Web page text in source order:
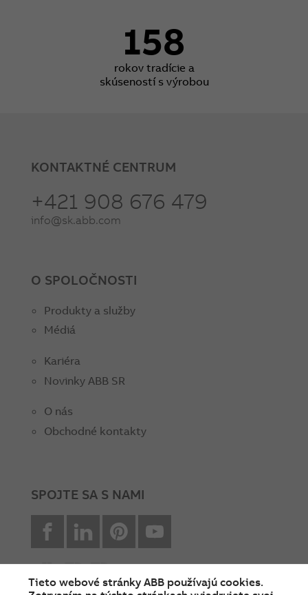
158
rokov tradície a
skúseností s výrobou
KONTAKTNÉ CENTRUM
+421 908 676 479
info@sk.abb.com
O SPOLOČNOSTI
Produkty a služby
Médiá
Kariéra
Novinky ABB SR
O nás
Obchodné kontakty
SPOJTE SA S NAMI
facebookLinkedin Pinterest
Tieto webové stránky ABB používajú cookies.